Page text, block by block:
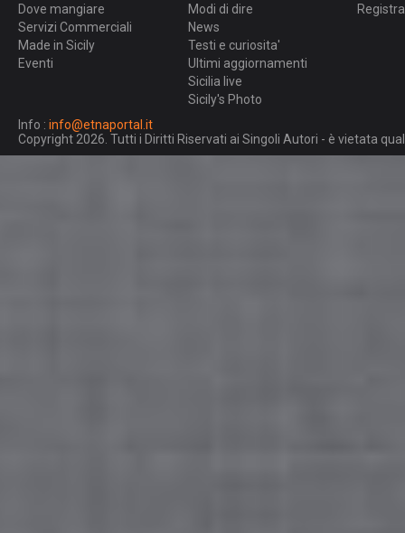
Dove mangiare
Servizi Commerciali
Made in Sicily
Eventi
Modi di dire
News
Testi e curiosita'
Ultimi aggiornamenti
Sicilia live
Sicily's Photo
Info : info@etnaportal.it
Copyright 2026. Tutti i Diritti Riservati ai Singoli Autori - è vietata